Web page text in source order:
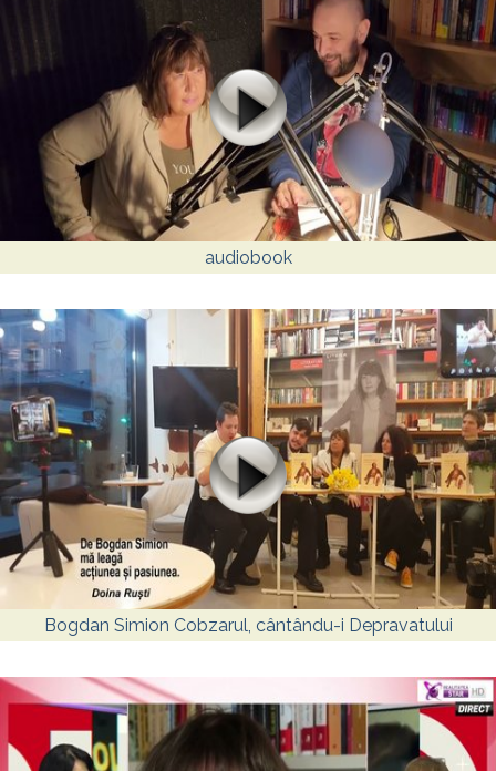
audiobook
Bogdan Simion Cobzarul, cântându-i Depravatului